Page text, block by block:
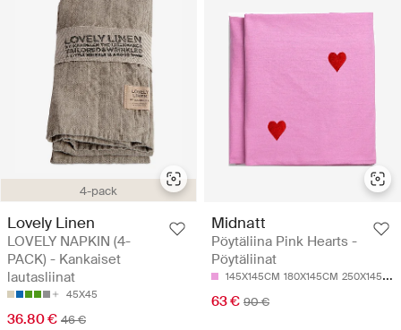
4-pack
Lovely Linen
LOVELY NAPKIN (4-
PACK) - Kankaiset
lautasliinat
45X45
36.80 € 46 €
Midnatt
Pöytäliina Pink Hearts -
Pöytäliinat
145X145CM 180X145CM 250X145CM
63 € 90 €